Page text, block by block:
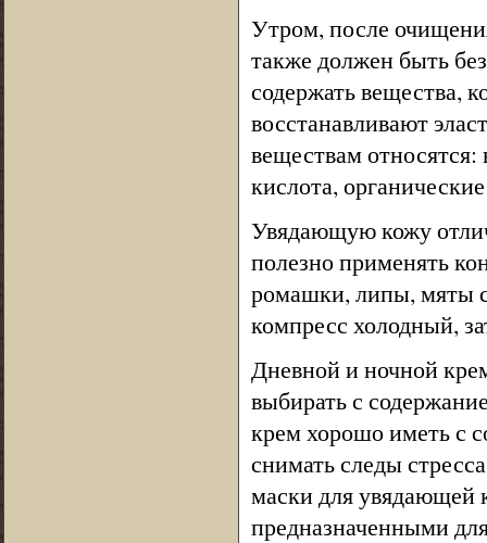
Утром, после
также должен быть
содержать вещества,
восстанавливают
веществам
кислота,
Увядающую кожу
полезно применять
ромашки, липы, мяты
компресс холодный,
Дневной и ночной
выбирать с
крем хорошо иметь с
снимать следы
маски для увядающей
предназначенными